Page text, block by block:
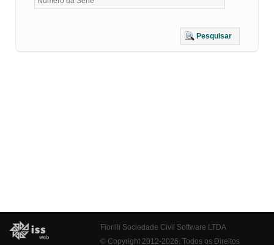
Pesquisar
Fiorilli Sociedade Civil Software LTDA
© Copyright 2012-2026. Todos os Direitos